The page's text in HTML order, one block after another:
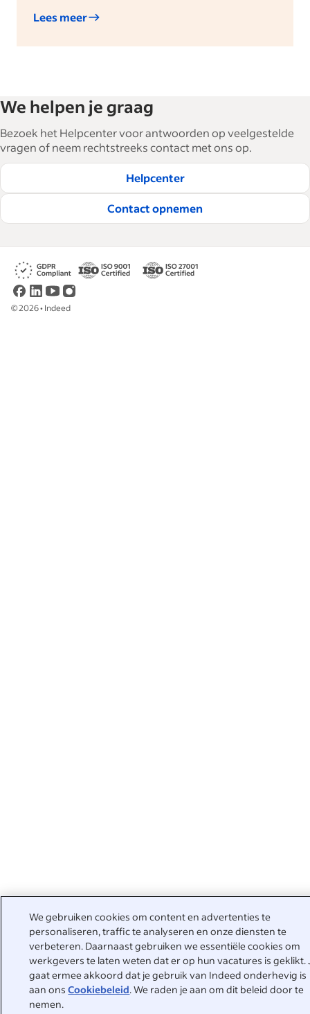
We gebruiken cookies om content en advertenties te
personaliseren, traffic te analyseren en onze diensten te
verbeteren. Daarnaast gebruiken we essentiële cookies om
werkgevers te laten weten dat er op hun vacatures is geklikt.
gaat ermee akkoord dat je gebruik van Indeed onderhevig is
aan onsCookiebeleid. We raden je aan om dit beleid door te
nemen.
Lees meer
We helpen je graag
Bezoek het Helpcenter voor antwoorden op veelgestelde
vragen of neem rechtstreeks contact met ons op.
Helpcenter
Contact opnemen
©2026• Indeed